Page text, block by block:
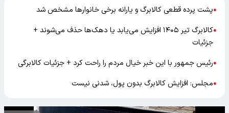
●پشت پرده قطعی کالابرگ و یارانه برخی خانوارها مشخص شد
●
کالابرگ تیر ۱۴۰۵ افزایش می‌یابد یا دهک‌ها حذف می‌شوند +
جزئیات
●رئیس جمهور با این خبر خیال مردم را راحت کرد + جزئیات کالابرگی
●مجلس: افزایش کالابرگ بدون پول، شدنی نیست